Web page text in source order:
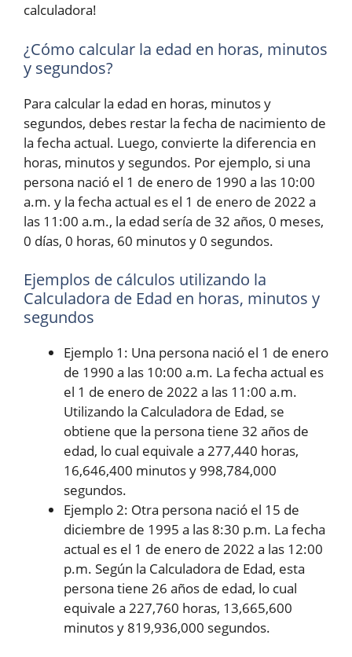
calculadora!
¿Cómo calcular la edad en horas, minutos
y segundos?
Para calcular la edad en horas, minutos y
segundos, debes restar la fecha de nacimiento de
la fecha actual. Luego, convierte la diferencia en
horas, minutos y segundos. Por ejemplo, si una
persona nació el 1 de enero de 1990 a las 10:00
a.m. y la fecha actual es el 1 de enero de 2022 a
las 11:00 a.m., la edad sería de 32 años, 0 meses,
0 días, 0 horas, 60 minutos y 0 segundos.
Ejemplos de cálculos utilizando la
Calculadora de Edad en horas, minutos y
segundos
Ejemplo 1: Una persona nació el 1 de enero
de 1990 a las 10:00 a.m. La fecha actual es
el 1 de enero de 2022 a las 11:00 a.m.
Utilizando la Calculadora de Edad, se
obtiene que la persona tiene 32 años de
edad, lo cual equivale a 277,440 horas,
16,646,400 minutos y 998,784,000
segundos.
Ejemplo 2: Otra persona nació el 15 de
diciembre de 1995 a las 8:30 p.m. La fecha
actual es el 1 de enero de 2022 a las 12:00
p.m. Según la Calculadora de Edad, esta
persona tiene 26 años de edad, lo cual
equivale a 227,760 horas, 13,665,600
minutos y 819,936,000 segundos.